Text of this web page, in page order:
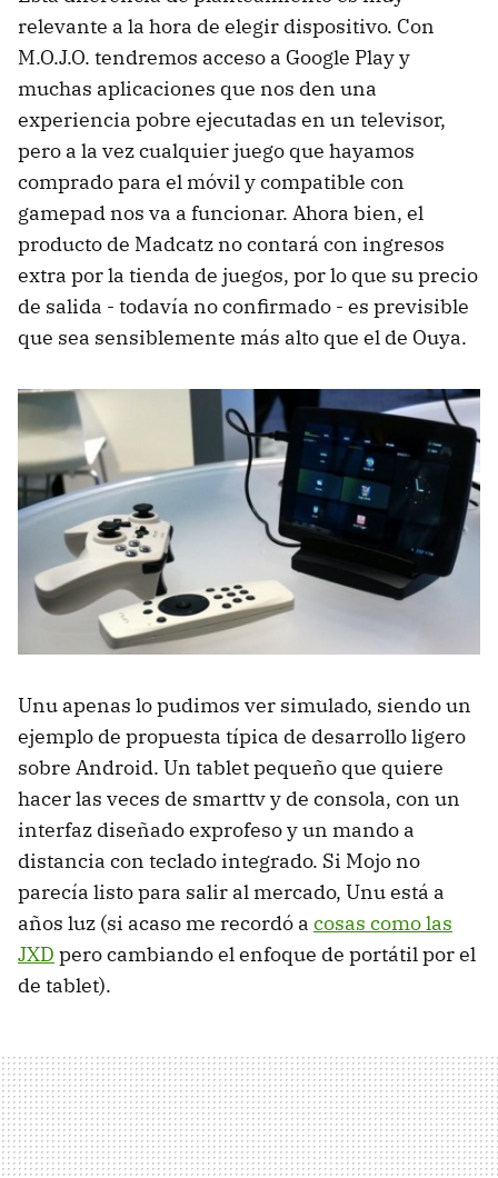
relevante a la hora de elegir dispositivo. Con
M.O.J.O. tendremos acceso a Google Play y
muchas aplicaciones que nos den una
experiencia pobre ejecutadas en un televisor,
pero a la vez cualquier juego que hayamos
comprado para el móvil y compatible con
gamepad nos va a funcionar. Ahora bien, el
producto de Madcatz no contará con ingresos
extra por la tienda de juegos, por lo que su precio
de salida - todavía no confirmado - es previsible
que sea sensiblemente más alto que el de Ouya.
Unu apenas lo pudimos ver simulado, siendo un
ejemplo de propuesta típica de desarrollo ligero
sobre Android. Un tablet pequeño que quiere
hacer las veces de smarttv y de consola, con un
interfaz diseñado exprofeso y un mando a
distancia con teclado integrado. Si Mojo no
parecía listo para salir al mercado, Unu está a
años luz (si acaso me recordó a cosas como las
JXD pero cambiando el enfoque de portátil por el
de tablet).